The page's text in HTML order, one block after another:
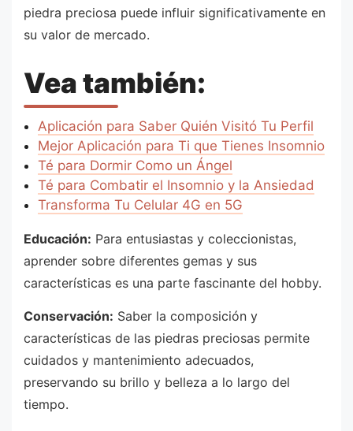
piedra preciosa puede influir significativamente en
su valor de mercado.
Vea también:
Aplicación para Saber Quién Visitó Tu Perfil
Mejor Aplicación para Ti que Tienes Insomnio
Té para Dormir Como un Ángel
Té para Combatir el Insomnio y la Ansiedad
Transforma Tu Celular 4G en 5G
Educación: Para entusiastas y coleccionistas,
aprender sobre diferentes gemas y sus
características es una parte fascinante del hobby.
Conservación: Saber la composición y
características de las piedras preciosas permite
cuidados y mantenimiento adecuados,
preservando su brillo y belleza a lo largo del
tiempo.